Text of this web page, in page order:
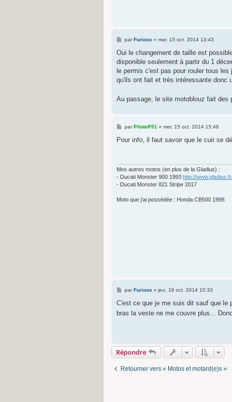
M
s
a
g
e
parFurioos » mer. 15 oct. 2014 13:43
Oui le changement de taille est
disponible seulement à partir du 1
le permis c'est pas pour rouler tous
qu'ils ont fait et très intéressante donc
Au passage, le site motoblouz fait des
M
s
parPiloteP51 » mer. 15 oct. 2014 15:48
Pour info, il faut savoir que le cuir se
Mes autres motos (en plus de la Gladius) :
- Ducati Monster 900 1993 http://
- Ducati Monster 821 Stripe 2017
Moto que j'ai possédée : Honda CB500 1998
M
s
a
parFurioos » jeu. 16 oct. 2014 10:33
C'est ce que je me suis dit sauf que le
bras la veste ne me couvre plus...
Répondre
Retourner vers « Motos et motard(e)s »